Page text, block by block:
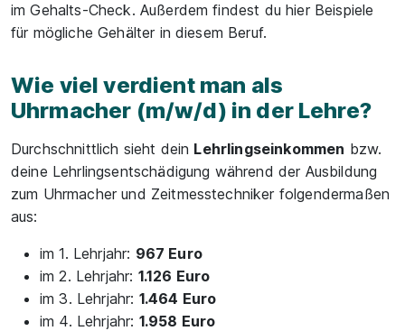
im Gehalts-Check. Außerdem findest du hier Beispiele
für mögliche Gehälter in diesem Beruf.
Wie viel verdient man als
Uhrmacher (m/w/d) in der Lehre?
Durchschnittlich sieht dein Lehrlingseinkommen bzw.
deine Lehrlingsentschädigung während der Ausbildung
zum Uhrmacher und Zeitmesstechniker folgendermaßen
aus:
im 1. Lehrjahr: 967 Euro
im 2. Lehrjahr: 1.126 Euro
im 3. Lehrjahr: 1.464 Euro
im 4. Lehrjahr: 1.958 Euro